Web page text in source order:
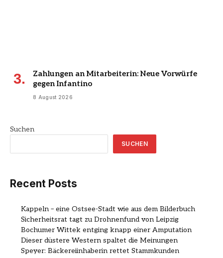
Zahlungen an Mitarbeiterin: Neue Vorwürfe
gegen Infantino
8 August 2026
Suchen
SUCHEN
Recent Posts
Kappeln – eine Ostsee-Stadt wie aus dem Bilderbuch
Sicherheitsrat tagt zu Drohnenfund von Leipzig
Bochumer Wittek entging knapp einer Amputation
Dieser düstere Western spaltet die Meinungen
Speyer: Bäckereiinhaberin rettet Stammkunden